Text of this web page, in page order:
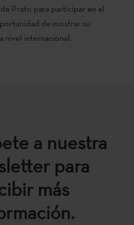
Prato para participar en el
de mostrar su
nivel internacional.
a nuestra
para
más